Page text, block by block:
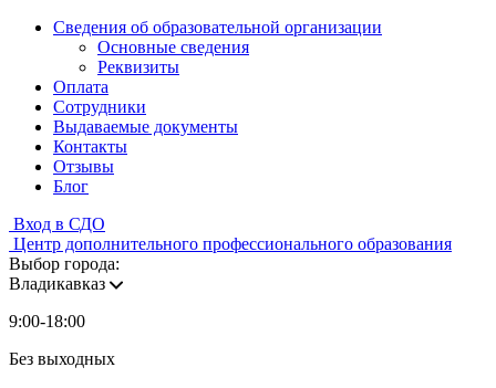
Сведения об образовательной организации
Основные сведения
Реквизиты
Оплата
Сотрудники
Выдаваемые документы
Контакты
Отзывы
Блог
Вход в СДО
Центр дополнительного профессионального образования
Выбор города:
Владикавказ
9:00-18:00
Без выходных